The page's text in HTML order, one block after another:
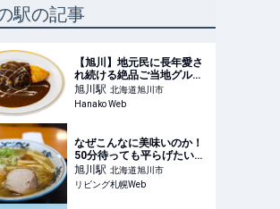
駅の記事
【旭川】地元民に長年愛さ
れ続ける絶品ご当地グルメ
&amp;スイーツ3選
旭川駅 北海道旭川市
Hanako Web
なぜこんなに美味いのか！
50分待っても平らげたい
「らーめんや天金」【旭
川】
旭川駅 北海道旭川市
リビング札幌Web